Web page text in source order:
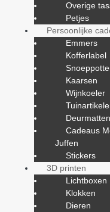
Je e-mailadres wordt
gemarkeerd met*
Je waardering*
Je beoordeling*
Overige
Petjes
Persoonlijke
Emmers
Kofferlabel
Kaarsen
Wijnkoeler
Deurmatten
Cadeaus
Juffen
Stickers
3D printen
Lichtboxen
Klokken
Dieren